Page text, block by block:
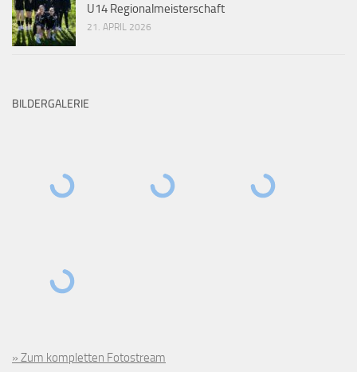
U14 Regionalmeisterschaft
21. APRIL 2026
BILDERGALERIE
» Zum kompletten Fotostream